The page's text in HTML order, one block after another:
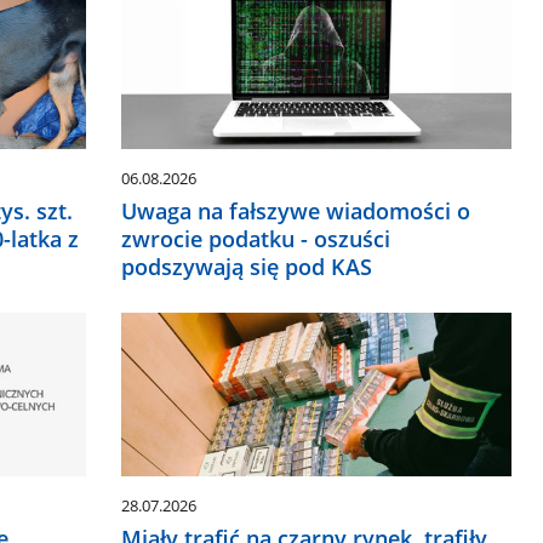
szt.
latka z
06.08.2026
Uwaga na fałszywe wiadomości o
zwrocie podatku - oszuści
podszywają się pod KAS
28.07.2026